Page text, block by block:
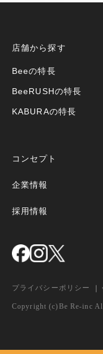
プライバシーポリシー
Copyright (c)Be Re-inc
店舗から探す
Beeの特長
BeeRUSHの特長
KABURAの特長
コンセプト
企業情報
採用情報